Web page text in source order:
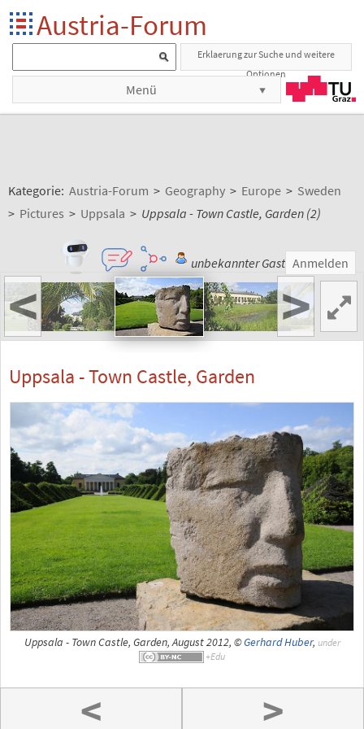
Austria-Forum
Erklaerung zur Suche und weitere
Optionen
Menü
Kategorie: Austria-Forum > Geography > Europe > Sweden
> Pictures > Uppsala > Uppsala - Town Castle, Garden (2)
unbekannter Gast Anmelden
< >
Uppsala - Town Castle, Garden
Uppsala - Town Castle, Garden, August 2012, ©Gerhard Huber, under
< >